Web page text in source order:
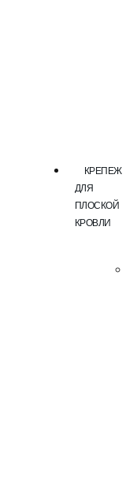
КРЕПЕЖ
ДЛЯ
ПЛОСКОЙ
КРОВЛИ